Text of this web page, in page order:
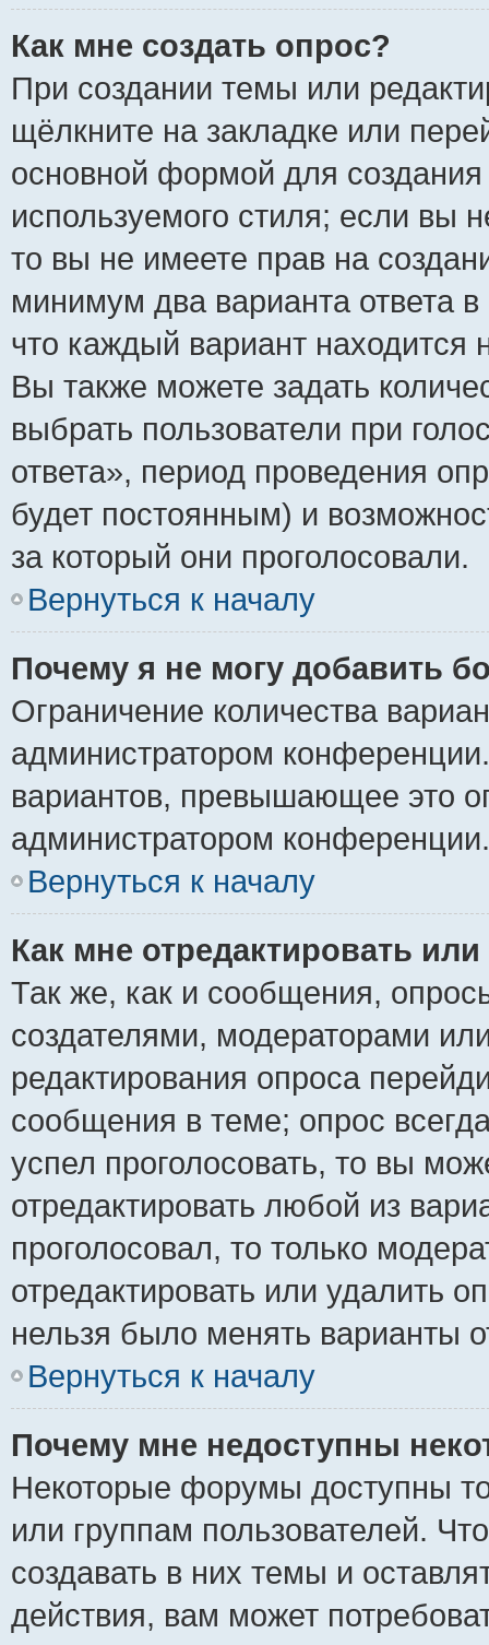
Как мне создать опрос?
При создании темы или
щёлкните на закладке или
основной формой для
используемого стиля; если вы
то вы не имеете прав на
минимум два варианта ответа
что каждый вариант находится
Вы также можете задать
выбрать пользователи при
ответа», период проведения
будет постоянным) и
за который они проголосовали.
Вернуться к началу
Почему я не могу добавить
Ограничение количества
администратором
вариантов, превышающее это
администратором конференции.
Вернуться к началу
Как мне отредактировать
Так же, как и сообщения,
создателями, модераторами
редактирования опроса
сообщения в теме; опрос
успел проголосовать, то вы
отредактировать любой из
проголосовал, то только
отредактировать или удалить
нельзя было менять варианты
Вернуться к началу
Почему мне недоступны
Некоторые форумы доступны
или группам пользователей.
создавать в них темы и
действия, вам может